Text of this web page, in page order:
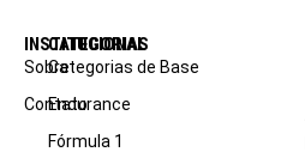
INSTITUCIONAL
Sobre
Contato
CATEGORIAS
Categorias de Base
Endurance
Fórmula 1